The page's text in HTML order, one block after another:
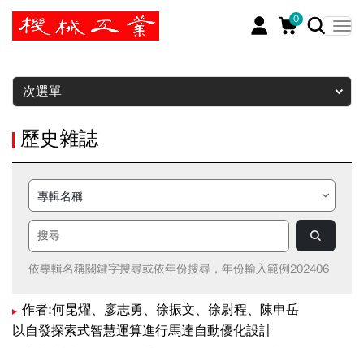
0
暫停
次選單
歷史雜誌
依專輯名稱關鍵字搜尋或依年份搜尋，年份輸入範例202406
作者:何昆燿、廖志勇、徐振文、徐尉程、陳申岳
以自發探索式智慧運算進行馬達自動優化設計